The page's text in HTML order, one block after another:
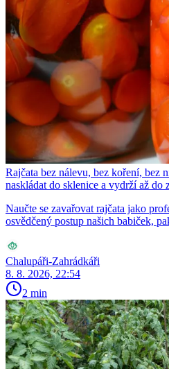
Rajčata bez nálevu, bez koření, bez
naskládat do sklenice a vydrží až do
Naučte se zavařovat rajčata jako
osvědčený postup našich babiček,
Chalupáři-Zahrádkáři
8. 8. 2026, 22:54
2 min